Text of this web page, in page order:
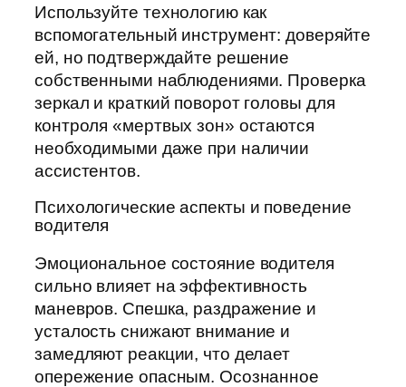
Используйте технологию как
вспомогательный инструмент: доверяйте
ей, но подтверждайте решение
собственными наблюдениями. Проверка
зеркал и краткий поворот головы для
контроля «мертвых зон» остаются
необходимыми даже при наличии
ассистентов.
Психологические аспекты и поведение
водителя
Эмоциональное состояние водителя
сильно влияет на эффективность
маневров. Спешка, раздражение и
усталость снижают внимание и
замедляют реакции, что делает
опережение опасным. Осознанное